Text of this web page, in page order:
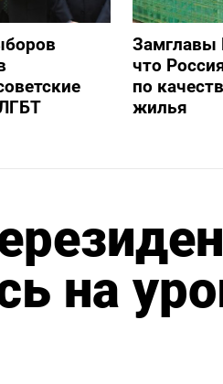
Замглавы
что
по
жилья
на